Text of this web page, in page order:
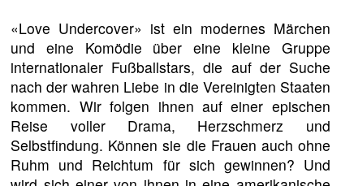
«Love Undercover» ist ein modernes Märchen
und eine Komödie über eine kleine Gruppe
internationaler Fußballstars, die auf der Suche
nach der wahren Liebe in die Vereinigten Staaten
kommen. Wir folgen ihnen auf einer epischen
Reise voller Drama, Herzschmerz und
Selbstfindung. Können sie die Frauen auch ohne
Ruhm und Reichtum für sich gewinnen? Und